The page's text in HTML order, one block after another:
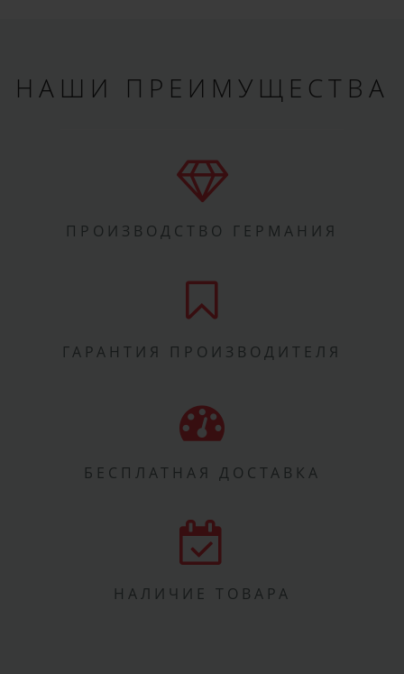
НАШИ ПРЕИМУЩЕСТВА
ПРОИЗВОДСТВО ГЕРМАНИЯ
ГАРАНТИЯ ПРОИЗВОДИТЕЛЯ
БЕСПЛАТНАЯ ДОСТАВКА
НАЛИЧИЕ ТОВАРА